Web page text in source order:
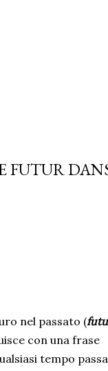
FUTUR
nel passato (
con una frase
tempo